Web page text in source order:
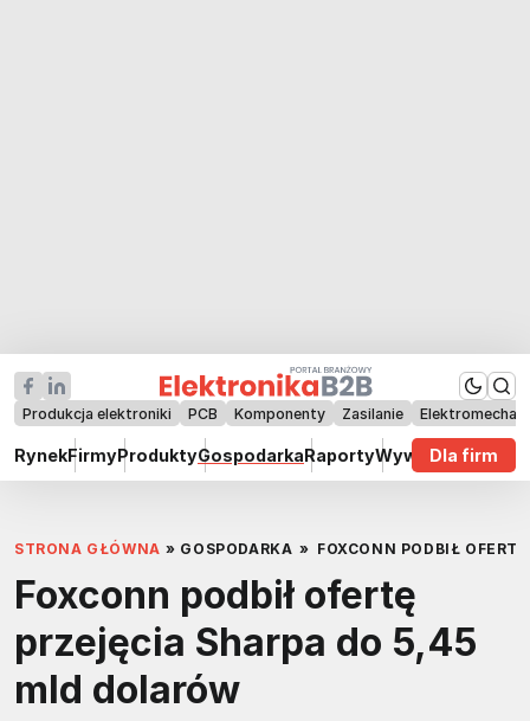
Produkcja elektroniki PCB Komponenty Zasilanie
RynekFirmyProduktyGospodarkaRaportyWywiadyDla firm
STRONA GŁÓWNA » GOSPODARKA » FOXCONN PODBIŁ
Foxconn podbił ofertę
przejęcia Sharpa do 5,45
mld dolarów